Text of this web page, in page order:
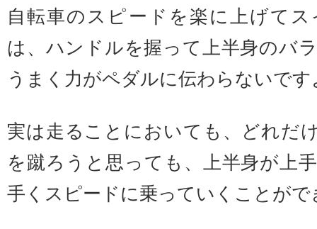
自転車のスピードを楽に上げて
は、ハンドルを握って上半身のバ
うまく力がペダルに伝わらないです
実は走ることにおいても、どれだ
を蹴ろうと思っても、上半身が上
手くスピードに乗っていくことが